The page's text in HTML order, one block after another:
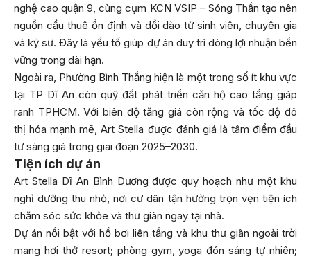
nghệ cao quận 9, cùng cụm KCN VSIP – Sóng Thần tạo nên
nguồn cầu thuê ổn định và dồi dào từ sinh viên, chuyên gia
và kỹ sư. Đây là yếu tố giúp dự án duy trì dòng lợi nhuận bền
vững trong dài hạn.
Ngoài ra, Phường Bình Thắng hiện là một trong số ít khu vực
tại TP Dĩ An còn quỹ đất phát triển căn hộ cao tầng giáp
ranh TPHCM. Với biên độ tăng giá còn rộng và tốc độ đô
thị hóa mạnh mẽ, Art Stella được đánh giá là tâm điểm đầu
tư sáng giá trong giai đoạn 2025–2030.
Tiện ích dự án
Art Stella Dĩ An Bình Dương được quy hoạch như một khu
nghỉ dưỡng thu nhỏ, nơi cư dân tận hưởng trọn vẹn tiện ích
chăm sóc sức khỏe và thư giãn ngay tại nhà.
Dự án nổi bật với hồ bơi liên tầng và khu thư giãn ngoài trời
mang hơi thở resort; phòng gym, yoga đón sáng tự nhiên;